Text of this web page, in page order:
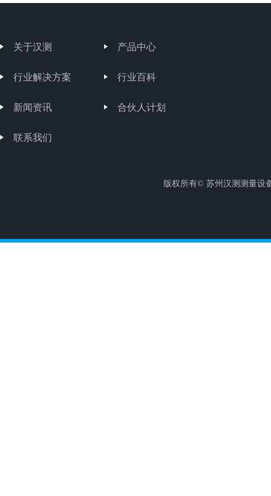
关于汉测 产品中心
行业解决方案 行业百科
新闻资讯 合伙人计划
联系我们
版权所有© 苏州汉测测量设